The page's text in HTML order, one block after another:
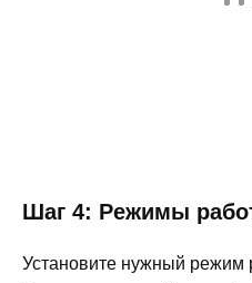
Шаг 4: Режимы
Установите нужный режим